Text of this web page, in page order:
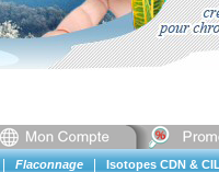
Flaconnage Isotopes CDN & CIL